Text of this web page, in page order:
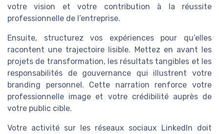
votre vision et votre contribution à la réussite
professionnelle de l’entreprise.
Ensuite, structurez vos expériences pour qu’elles
racontent une trajectoire lisible. Mettez en avant les
projets de transformation, les résultats tangibles et les
responsabilités de gouvernance qui illustrent votre
branding personnel. Cette narration renforce votre
professionnelle image et votre crédibilité auprès de
votre public cible.
Votre activité sur les réseaux sociaux LinkedIn doit